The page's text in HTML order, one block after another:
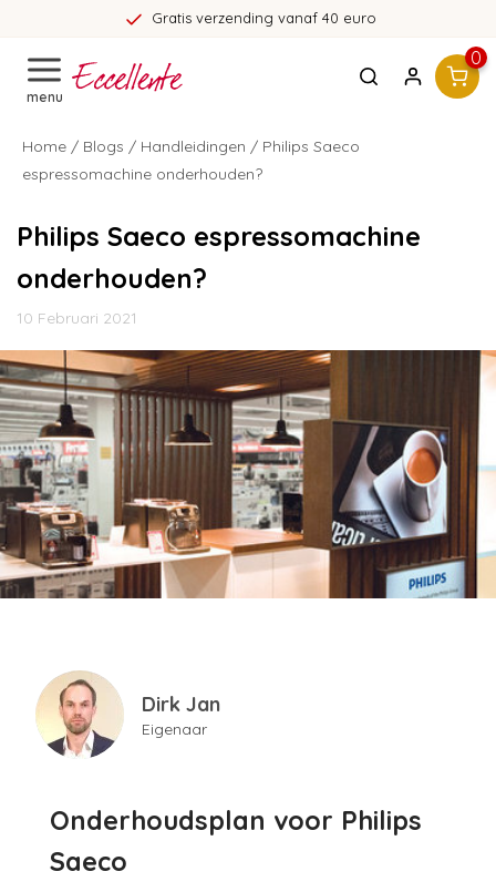
Gratis verzending vanaf 40 euro
menu
0
Home / Blogs / Handleidingen / Philips Saeco
espressomachine onderhouden?
Philips Saeco espressomachine
onderhouden?
10 Februari 2021
Dirk Jan
Eigenaar
Onderhoudsplan voor Philips
Saeco